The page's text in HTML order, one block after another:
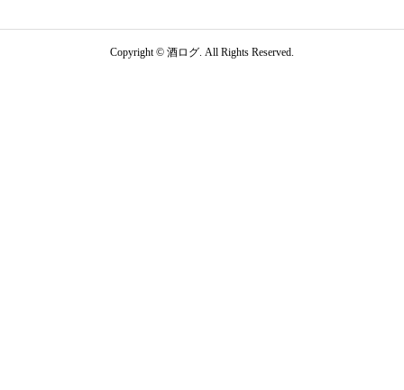
Copyright © 酒ログ. All Rights Reserved.